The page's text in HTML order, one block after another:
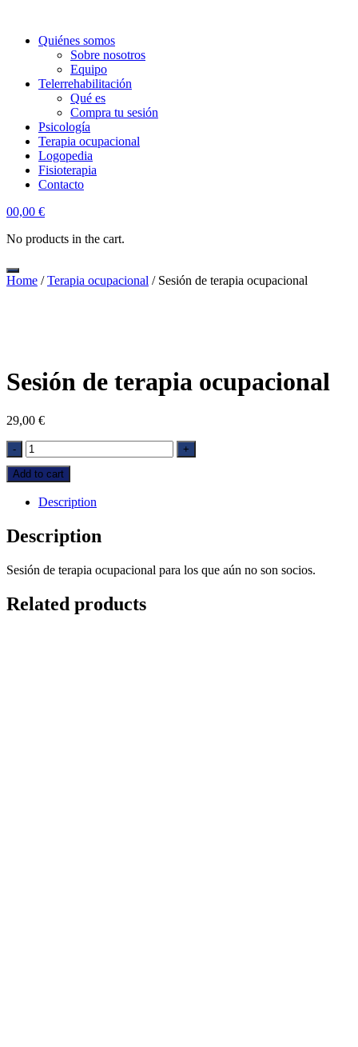
Quiénes somos
Sobre nosotros
Equipo
Telerrehabilitación
Qué es
Compra tu sesión
Psicología
Terapia ocupacional
Logopedia
Fisioterapia
Contacto
account
00,00 €
No products in the cart.
Home /Terapia ocupacional / Sesión de terapia ocupacional
Sesión de terapia ocupacional
29,00 €
-
Sesión
de
terapia
quantity
+
Add to cart
Description
Description
Sesión de terapia ocupacional para los que aún no son socios.
Related products